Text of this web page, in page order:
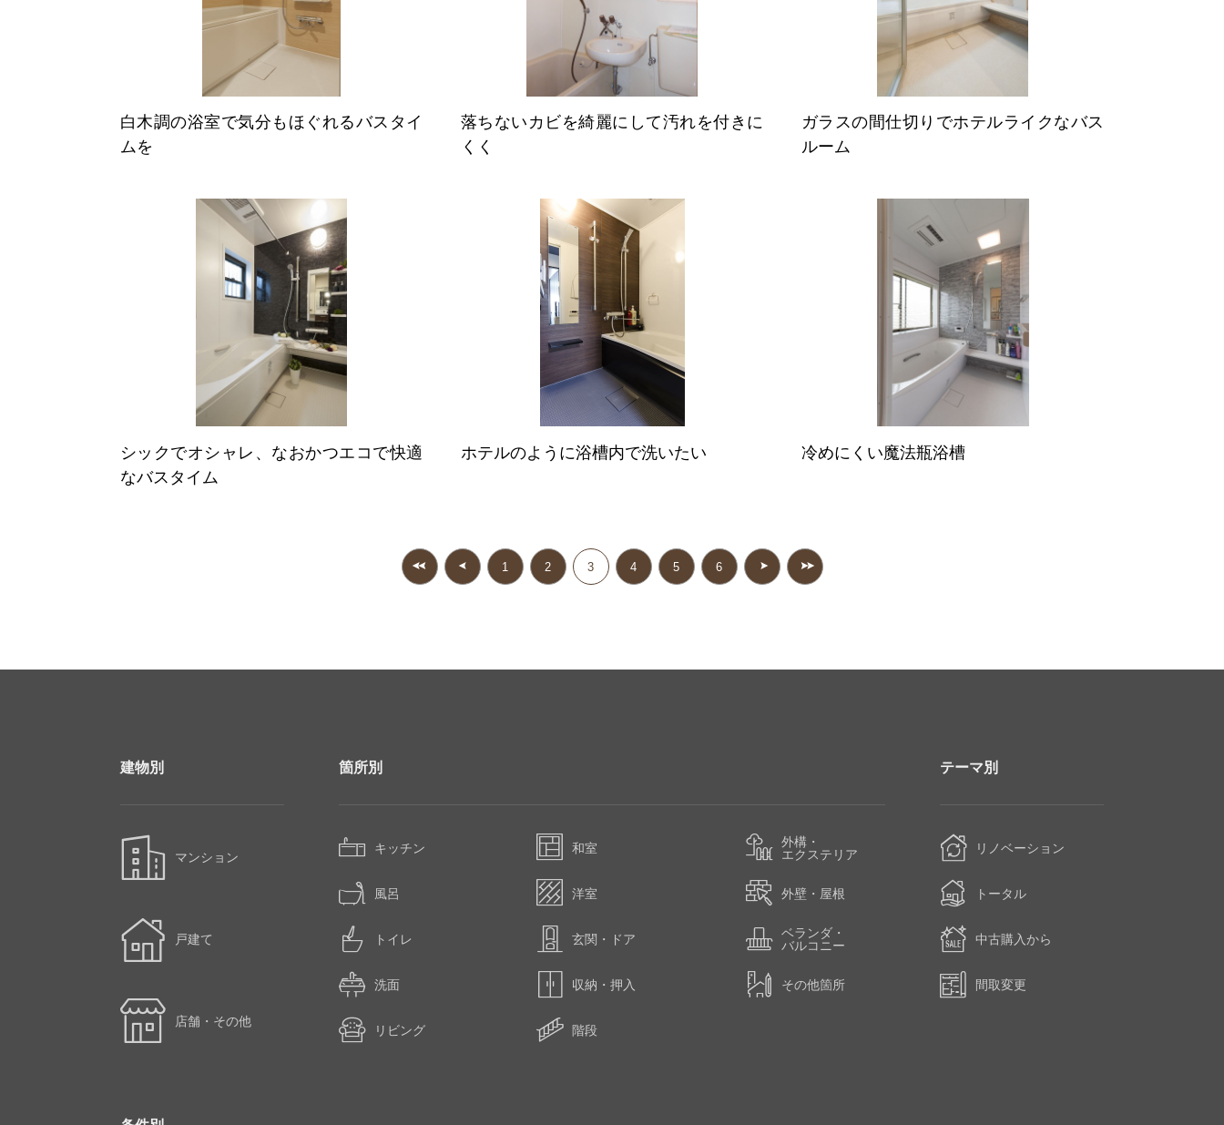
白木調の浴室で気分もほぐれるバスタイ
ムを
落ちないカビを綺麗にして汚れを付きに
くく
ガラスの間仕切りでホテルライクなバス
ルーム
シックでオシャレ、なおかつエコで快適
なバスタイム
ホテルのように浴槽内で洗いたい 冷めにくい魔法瓶浴槽
1 2 3 4 5 6
建物別
マンション
戸建て
店舗・その他
箇所別
キッチン
風呂
トイレ
洗面
リビング
和室
洋室
玄関・ドア
収納・押入
階段
外構・
エクステリア
外壁・屋根
ベランダ・
バルコニー
その他箇所
テーマ別
リノベーション
トータル
中古購入から
間取変更